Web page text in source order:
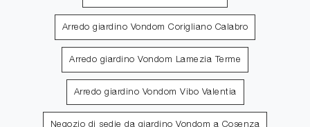
Arredo giardino Vondom Corigliano Calabro
Arredo giardino Vondom Lamezia Terme
Arredo giardino Vondom Vibo Valentia
Negozio di sedie da giardino Vondom a Cosenza